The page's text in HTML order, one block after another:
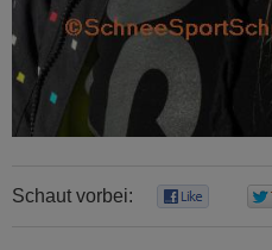
Schaut vorbei: